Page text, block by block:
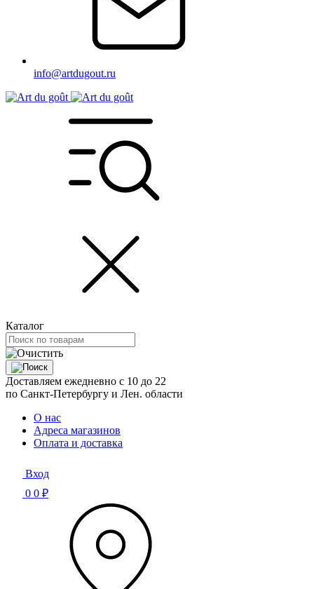
info@artdugout.ru
Каталог
Доставляем ежедневно с 10 до 22
по Санкт-Петербургу и Лен. области
О нас
Адреса магазинов
Оплата и доставка
Вход
0 0 ₽